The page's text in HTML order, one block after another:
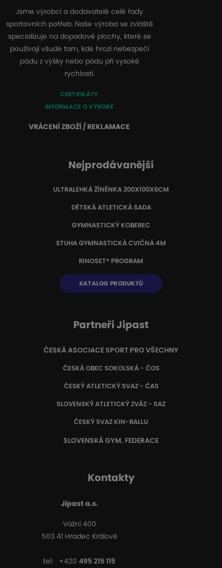
Jsme výrobci a dodavatelé celé řady
sportovních potřeb. Naše výroba se zvláště
specializuje na dopadové plochy, které se
používají všude tam, kde hrozí nebezpečí
pádu z výšky nebo pádu při vysoké
rychlosti.
CERTIFIKÁTY
INFORMACE O VÝROBĚ
VRÁCENÍ ZBOŽÍ / REKLAMACE
Nejprodávanější
ULTRALEHKÁ ŽÍNĚNKA 200X100X6CM
DĚTSKÁ ATLETICKÁ SADA
GYMNASTICKÝ KOBEREC
STUHA GYMNASTICKÁ CVIČNÁ 4M
RINOSET® PROGRAM
KATALOG PRODUKTŮ
Partneři Jipast
ČESKÁ ASOCIACE SPORT PRO VŠECHNY
ČESKÁ OBEC SOKOLSKÁ - ČOS
ČESKÝ ATLETICKÝ SVAZ - ČAS
SLOVENSKÝ ATLETICKÝ ZVÄZ - SAZ
ČESKÝ SVAZ KIN-BALLU
SLOVENSKÁ GYM. FEDERACE
Kontakty
Jipast a.s.
Vážní 400
503 41 Hradec Králové
tel: +420 495 215 115